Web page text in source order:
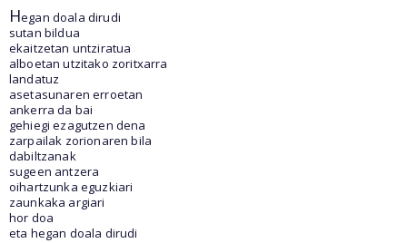
Hegan doala dirudi
sutan bildua
ekaitzetan untziratua
alboetan utzitako zoritxarra
landatuz
asetasunaren erroetan
ankerra da bai
gehiegi ezagutzen dena
zarpailak zorionaren bila
dabiltzanak
sugeen antzera
oihartzunka eguzkiari
zaunkaka argiari
hor doa
eta hegan doala dirudi